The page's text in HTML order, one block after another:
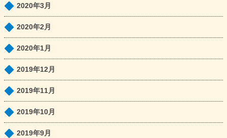
2020年3月
2020年2月
2020年1月
2019年12月
2019年11月
2019年10月
2019年9月